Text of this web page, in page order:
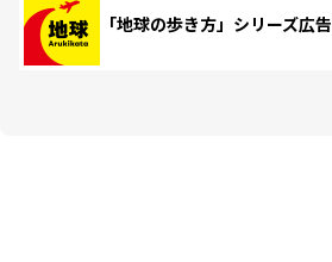
「地球の歩き方」シリーズ広